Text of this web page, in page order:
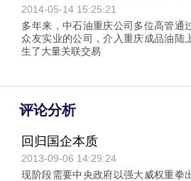
2014-05-14 15:25:21
多年来，中石油重庆公司多位高管通
众友实业的公司，介入重庆成品油陆
生了大量关联交易
评论分析
回归国企本质
2013-09-06 14:29:24
现阶段需要中央政府以强大威权重拳